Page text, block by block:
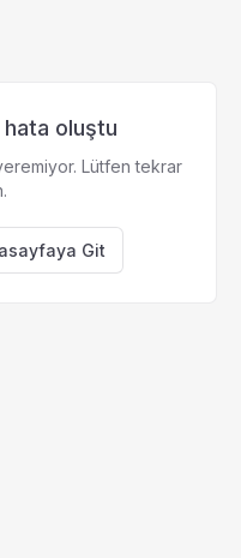
oluştu
Lütfen tekrar
Git